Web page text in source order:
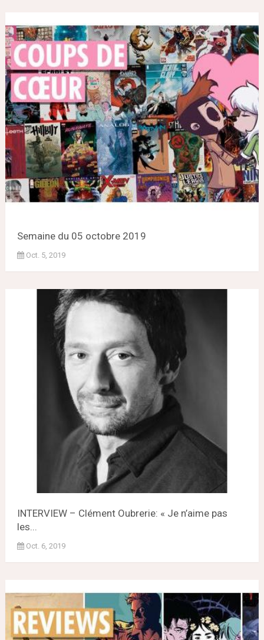
Semaine du 05 octobre 2019
Oct. 5, 2019
INTERVIEW – Clément Oubrerie: « Je n’aime pas
les...
Oct. 6, 2019